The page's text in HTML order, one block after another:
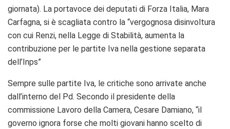
giornata). La portavoce dei deputati di Forza Italia, Mara
Carfagna, si è scagliata contro la “vergognosa disinvoltura
con cui Renzi, nella Legge di Stabilità, aumenta la
contribuzione per le partite Iva nella gestione separata
dell’Inps”
Sempre sulle partite Iva, le critiche sono arrivate anche
dall’interno del Pd. Secondo il presidente della
commissione Lavoro della Camera, Cesare Damiano, “il
governo ignora forse che molti giovani hanno scelto di